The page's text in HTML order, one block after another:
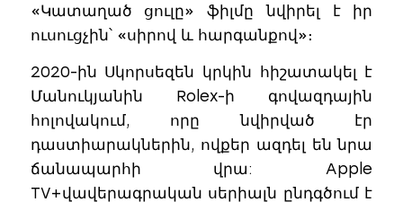
«Կատաղած ցուլը» ֆիլմը նվիրել է իր
ուսուցչին՝ «սիրով և հարգանքով»։
2020-ին Սկորսեզեն կրկին հիշատակել է
Մանուկյանին Rolex-ի գովազդային
հոլովակում, որը նվիրված էր
դաստիարակներին, ովքեր ազդել են նրա
ճանապարհի վրա: Apple
TV+վավերագրական սերիալն ընդգծում է